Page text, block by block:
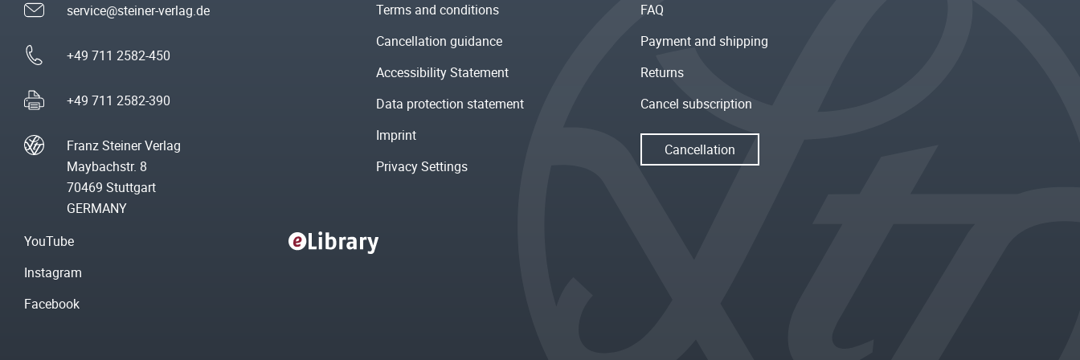
service@steiner-verlag.de
+49 711 2582-450
+49 711 2582-390
Franz Steiner Verlag
Maybachstr. 8
70469 Stuttgart
GERMANY
Terms and conditions
Cancellation guidance
Accessibility Statement
Data protection statement
Imprint
Privacy Settings
FAQ
Payment and shipping
Returns
Cancel subscription
Cancellation
YouTube
Instagram
Facebook